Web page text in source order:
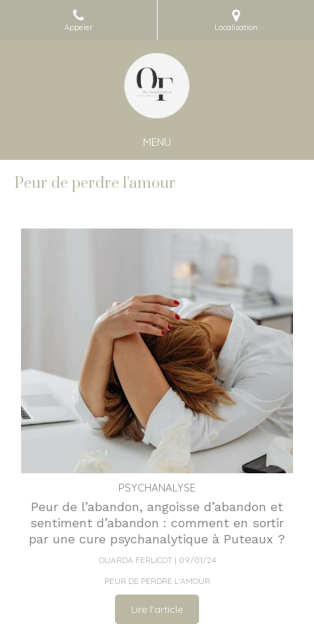
Appeler Localisation
MENU
Peur de perdre l'amour
PSYCHANALYSE
Peur de l’abandon, angoisse d’abandon et
sentiment d’abandon : comment en sortir
par une cure psychanalytique à Puteaux ?
OUARDA FERLICOT
09/01/24
PEUR DE PERDRE L'AMOUR
Lire l'article